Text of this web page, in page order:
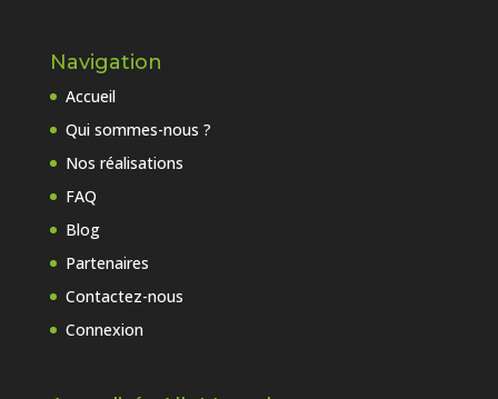
Navigation
Accueil
Qui sommes-nous ?
Nos réalisations
FAQ
Blog
Partenaires
Contactez-nous
Connexion